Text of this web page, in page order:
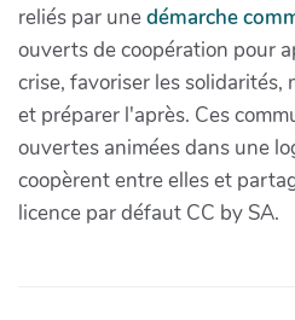
reliés par unedémarche
ouverts de coopération pour
crise, favoriser les
et préparer l'après. Ces
ouvertes animées dans une
coopèrent entre elles et
licence par défaut CC by SA.